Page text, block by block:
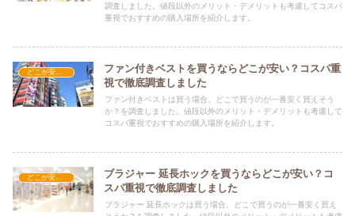
調査しました。値段以外のメリット・デメリットも考慮してコスパ
重視でおすすめの購入場所を紹介します。
どこが安い？-ファッション・アパレル
ファン付きベストを買うならどこが安い？コスパ重
視で徹底調査しました
ファン付きベストは買う場合、どこで買うのが一番安く買えそう
か？を調査しました。値段以外のメリット・デメリットも考慮して
コスパ重視でおすすめの購入場所を紹介します。
どこが安い？-ファッション・アパレル
ブラジャー 延長ホックを買うならどこが安い？コ
スパ重視で徹底調査しました
ブラジャー 延長ホックは買う場合、どこで買うのが一番安く買え